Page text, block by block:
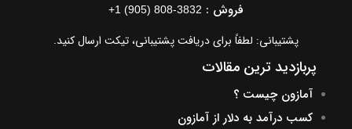
فروش : +1 (905) 808-3832
پشتیبانی: لطفاً برای دریافت پشتیبانی، تیکت ارسال کنید.
پربازدید ترین مقالات
آمازون چیست ؟
کسب درآمد به دلار از آمازون